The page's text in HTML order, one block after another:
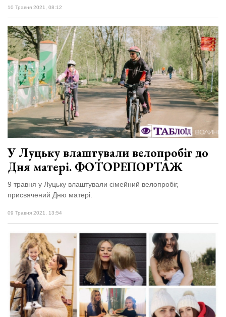
10 Травня 2021, 08:12
У Луцьку влаштували велопробіг до
Дня матері. ФОТОРЕПОРТАЖ
9 травня у Луцьку влаштували сімейний велопробіг,
присвячений Дню матері.
09 Травня 2021, 13:54